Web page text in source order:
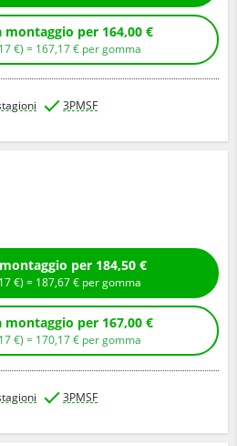
Compra senza montaggio per 164,00 €
17€ ) = 167,17€ per gomma
3PMSF
Compra con montaggio per 184,50 €
17€ ) = 187,67€ per gomma
Compra senza montaggio per 167,00 €
17€ ) = 170,17€ per gomma
3PMSF